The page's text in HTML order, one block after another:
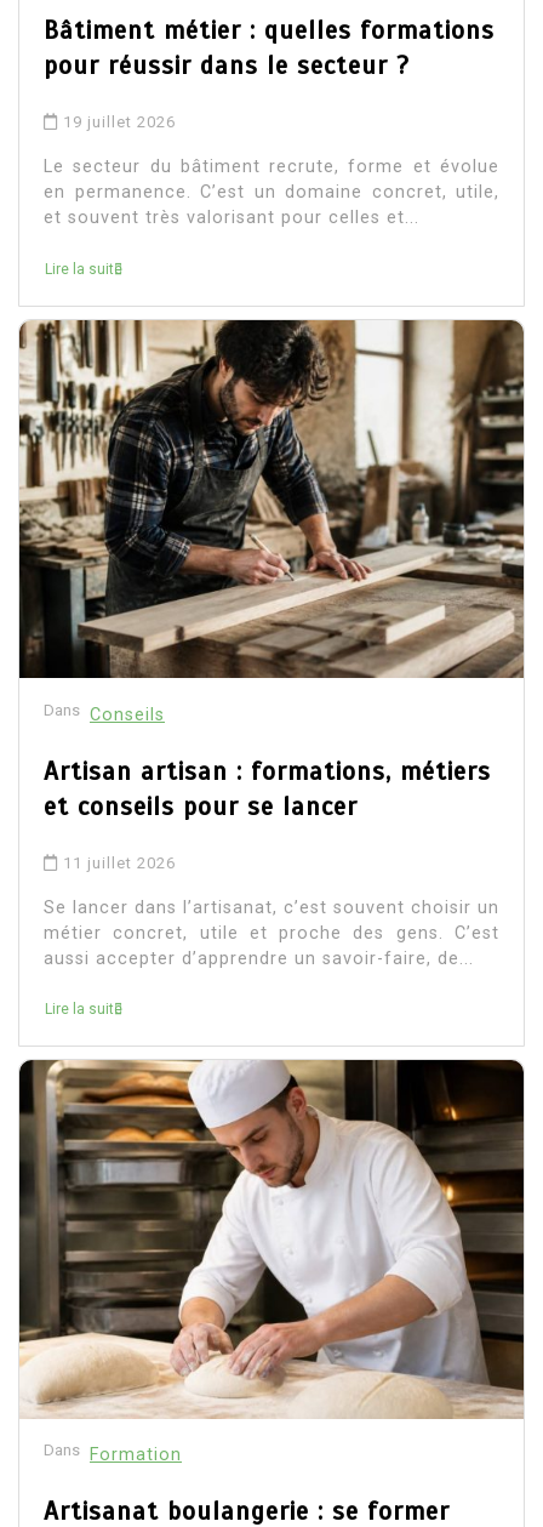
Bâtiment métier : quelles formations
pour réussir dans le secteur ?
19 juillet 2026
Le secteur du bâtiment recrute, forme et évolue
en permanence. C’est un domaine concret, utile,
et souvent très valorisant pour celles et...
Lire la suite
Dans Conseils
Artisan artisan : formations, métiers
et conseils pour se lancer
11 juillet 2026
Se lancer dans l’artisanat, c’est souvent choisir un
métier concret, utile et proche des gens. C’est
aussi accepter d’apprendre un savoir-faire, de...
Lire la suite
Dans Formation
Artisanat boulangerie : se former